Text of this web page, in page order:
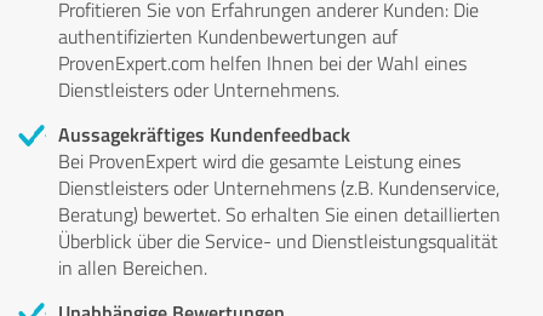
Profitieren Sie von Erfahrungen anderer Kunden: Die
authentifizierten Kundenbewertungen auf
ProvenExpert.com helfen Ihnen bei der Wahl eines
Dienstleisters oder Unternehmens.
Aussagekräftiges Kundenfeedback
Bei ProvenExpert wird die gesamte Leistung eines
Dienstleisters oder Unternehmens (z.B. Kundenservice,
Beratung) bewertet. So erhalten Sie einen detaillierten
Überblick über die Service- und Dienstleistungsqualität
in allen Bereichen.